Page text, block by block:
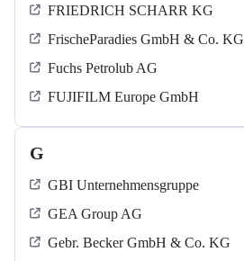
FRIEDRICH SCHARR KG
FrischeParadies GmbH & Co. KG
Fuchs Petrolub AG
FUJIFILM Europe GmbH
G
GBI Unternehmensgruppe
GEA Group AG
Gebr. Becker GmbH & Co. KG